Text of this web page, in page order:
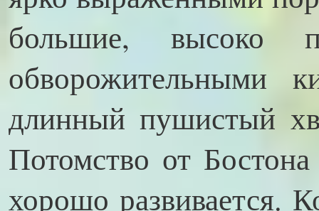
большие, высоко
обворожительными
длинный пушистый
Потомство от
хорошо развивается.